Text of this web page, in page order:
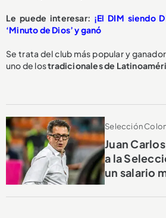
Le puede interesar: ¡El DIM siendo
‘Minuto de Dios’ y ganó
Se trata del club más popular y
uno de lostradicionales de
Selección
Juan
a la
un salario